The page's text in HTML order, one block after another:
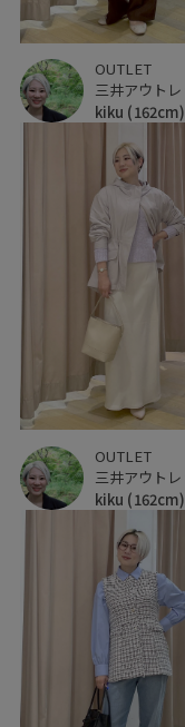
OUTLET
kiku (162cm)
OUTLET
kiku (162cm)